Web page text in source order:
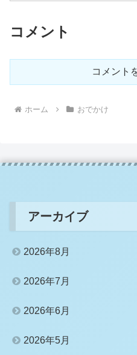
コメント
コメント
ホーム おでかけ
アーカイブ
2026年8月
2026年7月
2026年6月
2026年5月